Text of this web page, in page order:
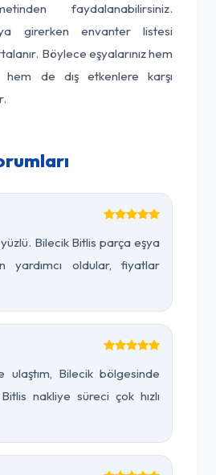
faydalanabilirsiniz.
girerken envanter listesi
Böylece eşyalarınız hem
hem de dış etkenlere karşı
Bilecik Bitlis parça eşya
yardımcı oldular, fiyatlar
ulaştım, Bilecik bölgesinde
nakliye süreci çok hızlı